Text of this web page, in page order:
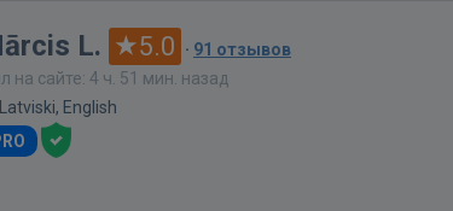
L. 5.0 · 91 отзывов
на сайте: 4 ч. 51 мин. назад
Latviski, English